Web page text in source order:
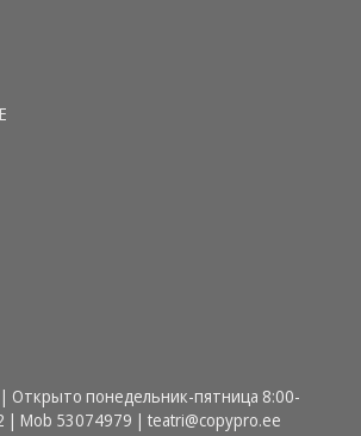
| Открыто понедельник-пятница 8:00-
| Mob 53074979 |teatri@copypro.ee